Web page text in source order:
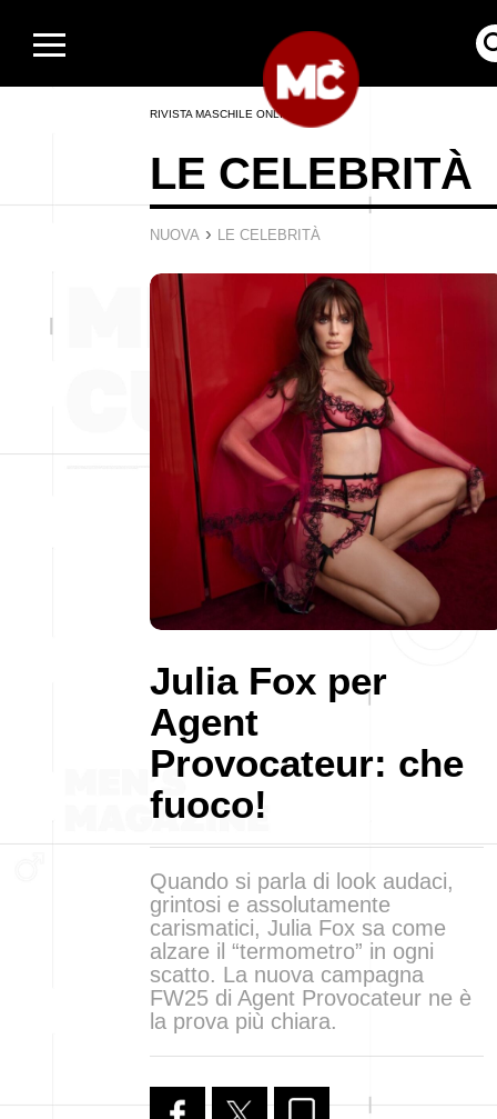
RIVISTA MASCHILE ONLINE
LE CELEBRITÀ
NUOVA › LE CELEBRITÀ
Julia Fox per
Agent
Provocateur: che
fuoco!
Quando si parla di look audaci,
grintosi e assolutamente
carismatici, Julia Fox sa come
alzare il “termometro” in ogni
scatto. La nuova campagna
FW25 di Agent Provocateur ne è
la prova più chiara.